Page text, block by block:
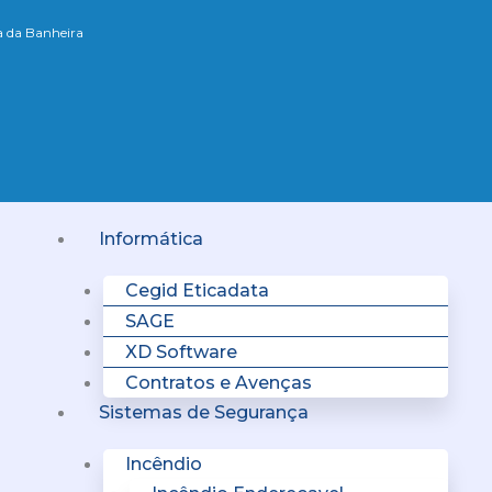
da Banheira
Informática
Cegid Eticadata
SAGE
XD Software
Contratos e Avenças
Sistemas de Segurança
Incêndio
Menu